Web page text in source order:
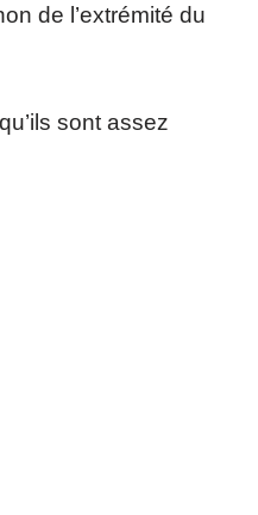
de l’extrémité du
sont assez